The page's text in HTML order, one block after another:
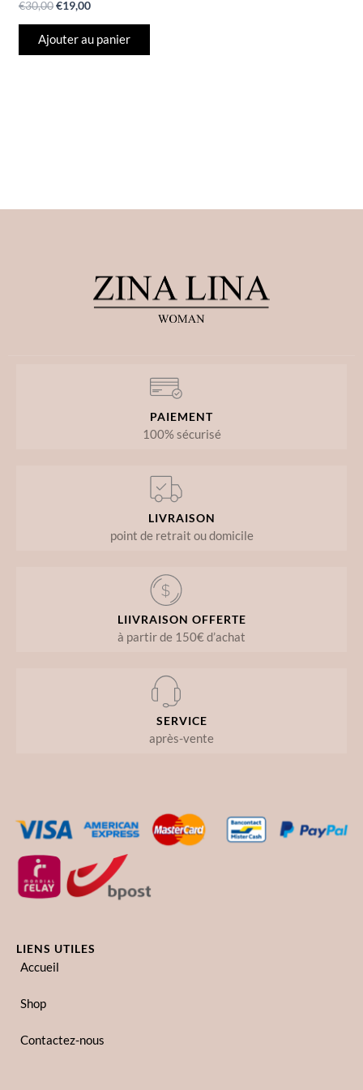
€30,00€19,00
Ajouter au panier
PAIEMENT
100% sécurisé
LIVRAISON
point de retrait ou domicile
LIIVRAISON OFFERTE
à partir de 150€ d’achat
SERVICE
après-vente
LIENS UTILES
Accueil
Shop
Contactez-nous